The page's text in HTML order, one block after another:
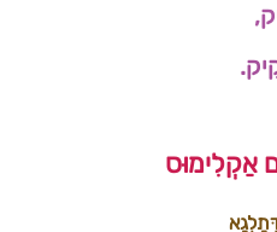
אַקְלִימוּס